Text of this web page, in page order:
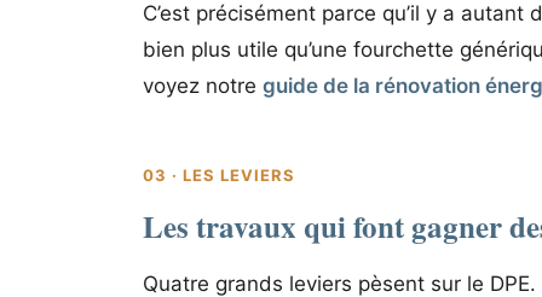
C’est précisément parce qu’il y a
bien plus utile qu’une fourchette
voyez notre guide de la rénovation
03 · LES LEVIERS
Les travaux qui font gagner
Quatre grands leviers pèsent sur le